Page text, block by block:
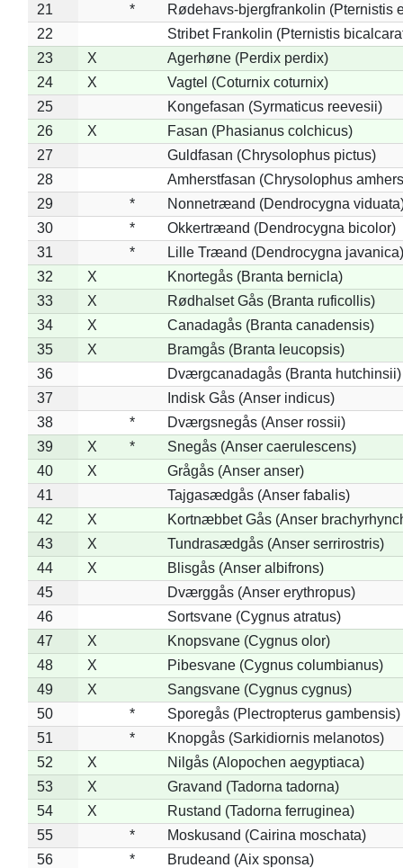
21
*
Rødehavs-bjergfrankolin (Pternistis
22
Stribet Frankolin (Pternistis
23
X
Agerhøne (Perdix perdix)
24
X
Vagtel (Coturnix coturnix)
25
Kongefasan (Syrmaticus reevesii)
26
X
Fasan (Phasianus colchicus)
27
Guldfasan (Chrysolophus pictus)
28
Amherstfasan (Chrysolophus
29
*
Nonnetræand (Dendrocygna
30
*
Okkertræand (Dendrocygna bicolor)
31
*
Lille Træand (Dendrocygna javanica)
32
X
Knortegås (Branta bernicla)
33
X
Rødhalset Gås (Branta ruficollis)
34
X
Canadagås (Branta canadensis)
35
X
Bramgås (Branta leucopsis)
36
Dværgcanadagås (Branta hutchinsii)
37
Indisk Gås (Anser indicus)
38
*
Dværgsnegås (Anser rossii)
39
X *
Snegås (Anser caerulescens)
40
X
Grågås (Anser anser)
41
Tajgasædgås (Anser fabalis)
42
X
Kortnæbbet Gås (Anser
43
X
Tundrasædgås (Anser serrirostris)
44
X
Blisgås (Anser albifrons)
45
Dværggås (Anser erythropus)
46
Sortsvane (Cygnus atratus)
47
X
Knopsvane (Cygnus olor)
48
X
Pibesvane (Cygnus columbianus)
49
X
Sangsvane (Cygnus cygnus)
50
*
Sporegås (Plectropterus gambensis)
51
*
Knopgås (Sarkidiornis melanotos)
52
X
Nilgås (Alopochen aegyptiaca)
53
X
Gravand (Tadorna tadorna)
54
X
Rustand (Tadorna ferruginea)
55
*
Moskusand (Cairina moschata)
56
*
Brudeand (Aix sponsa)